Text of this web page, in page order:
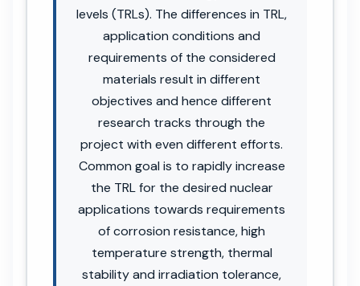
levels (TRLs). The differences in TRL,
application conditions and
requirements of the considered
materials result in different
objectives and hence different
research tracks through the
project with even different efforts.
Common goal is to rapidly increase
the TRL for the desired nuclear
applications towards requirements
of corrosion resistance, high
temperature strength, thermal
stability and irradiation tolerance,